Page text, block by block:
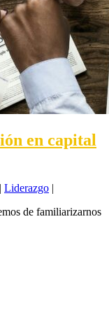
en capital
Liderazgo
de familiarizarnos